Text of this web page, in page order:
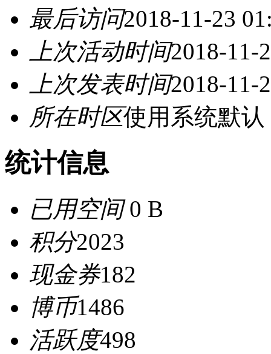
最后访问2018-11-23
上次活动时间2018-11-
上次发表时间2018-11-
所在时区使用系统默认
统计信息
已用空间0 B
积分2023
现金券182
博币1486
活跃度498